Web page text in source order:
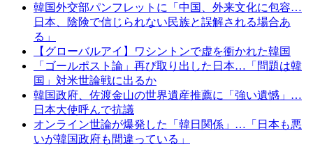
韓国外交部パンフレットに「中国、外来文化に包容…
日本、陰険で信じられない民族と誤解される場合あ
る」
【グローバルアイ】ワシントンで虚を衝かれた韓国
「ゴールポスト論」再び取り出した日本…「問題は韓
国」対米世論戦に出るか
韓国政府、佐渡金山の世界遺産推薦に「強い遺憾」…
日本大使呼んで抗議
オンライン世論が爆発した「韓日関係」…「日本も悪
いが韓国政府も間違っている」